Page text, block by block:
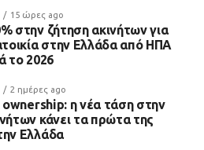
15 ώρες ago
στην ζήτηση ακινήτων για
στην Ελλάδα από ΗΠΑ
το 2026
2 ημέρες ago
η νέα τάση στην
κάνει τα πρώτα της
Ελλάδα